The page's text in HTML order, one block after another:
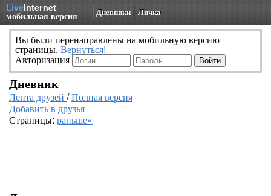
LiveInternet
мобильная версия Дневники Личка
Вы были перенаправлены на мобильную версию
страницы. Вернуться!
Авторизация
Дневник
Лента друзей /Полная версия
Добавить в друзья
Страницы: раньше»